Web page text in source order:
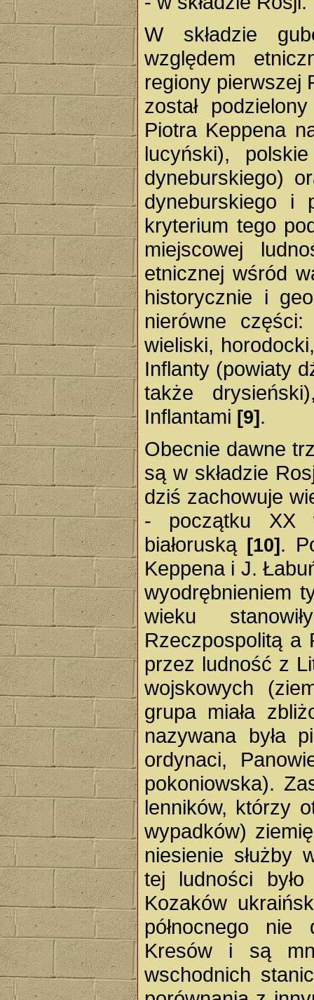
W składzie
względem
regiony pierwszej
został
Piotra Keppena
lucyński),
dyneburskiego)
dyneburskiego i
kryterium tego
miejscowej
etnicznej wśród
historycznie i
nierówne części:
wieliski,
Inflanty (powiaty
także
Inflantami [9] .
Obecnie dawne
są w składzie
dziś zachowuje
- początku XX
białoruską
[10] .
Keppena i J.
wyodrębnieniem
wieku
Rzeczpospolitą a
przez ludność z
wojskowych
grupa miała
nazywana była
ordynaci,
pokoniowska).
lenników, którzy
wypadków)
niesienie służby
tej ludności
Kozaków
północnego
Kresów i są
wschodnich